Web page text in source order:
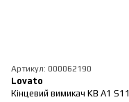
Артикул: 000062190
Lovato
Кінцевий вимикач KB A1 S11